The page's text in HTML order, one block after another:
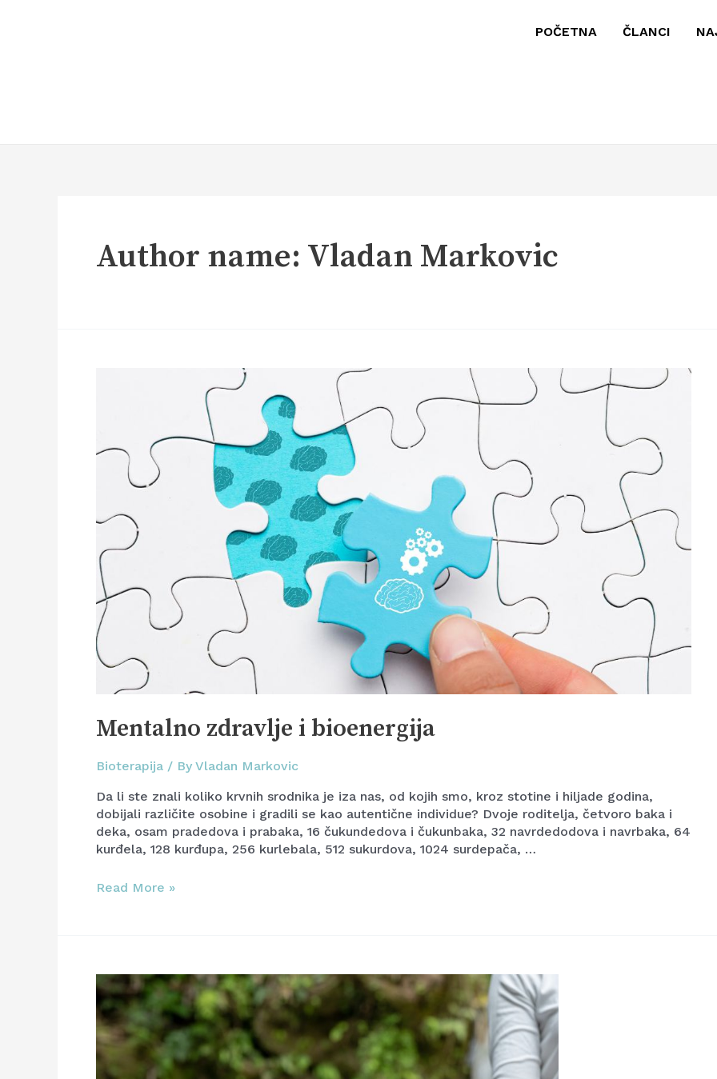
POČETNA ČLANCI
Author name: Vladan Markovic
Mentalno zdravlje i bioenergija
Bioterapija / By Vladan Markovic
Da li ste znali koliko krvnih srodnika je iza nas, od kojih smo, kroz stotine i hiljade godina,
dobijali različite osobine i gradili se kao autentične individue? Dvoje roditelja, četvoro baka i
deka, osam pradedova i prabaka, 16 čukundedova i čukunbaka, 32 navrdedodova i navrbaka, 64
kurđela, 128 kurđupa, 256 kurlebala, 512 sukurdova, 1024 surdepača, …
Read More »